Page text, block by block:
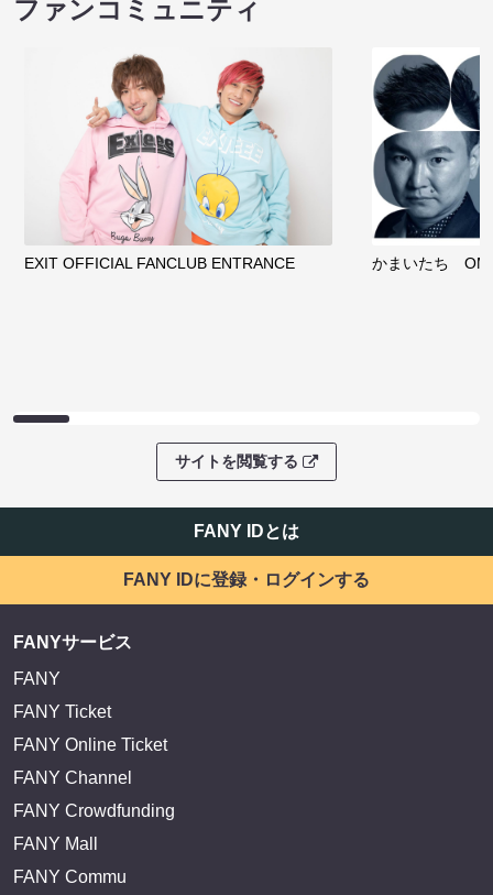
ファンコミュニティ
EXIT OFFICIAL FANCLUB ENTRANCE かまいたち
サイトを閲覧する
FANY IDとは
FANY IDに登録・ログインする
FANYサービス
FANY
FANY Ticket
FANY Online Ticket
FANY Channel
FANY Crowdfunding
FANY Mall
FANY Commu